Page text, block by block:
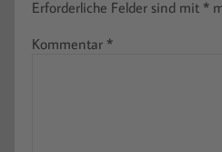
Erforderliche Felder sind mit *
Kommentar *